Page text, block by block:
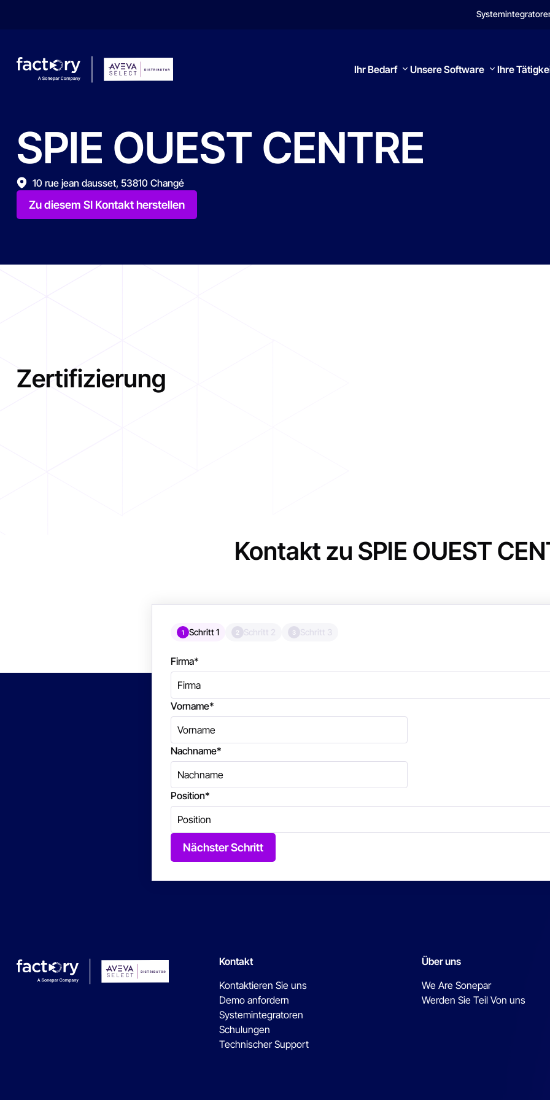
Ihr Bedarf Unsere Software Ihre
Wonach suchst du ?
SPIE OUEST CENTRE
10 rue jean dausset, 53810 Changé
Zu diesem SI Kontakt herstellen
Zertifizierung
Kontakt zu SPIE OUEST
1 Schritt 1 2 Schritt 2 3 Schritt 3
Firma*
Vorname*
Nachname*
Position*
Nächster Schritt
Kontakt
Kontaktieren Sie uns
Demo anfordern
Systemintegratoren
Schulungen
Technischer Support
Über uns
We Are Sonepar
Werden Sie Teil Von uns